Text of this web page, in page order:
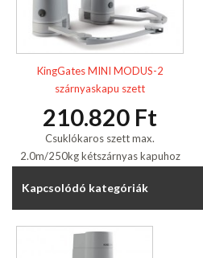
KingGates MINI MODUS-2
szárnyaskapu szett
210.820 Ft
Csuklókaros szett max.
2.0m/250kg kétszárnyas kapuhoz
Kapcsolódó kategóriák